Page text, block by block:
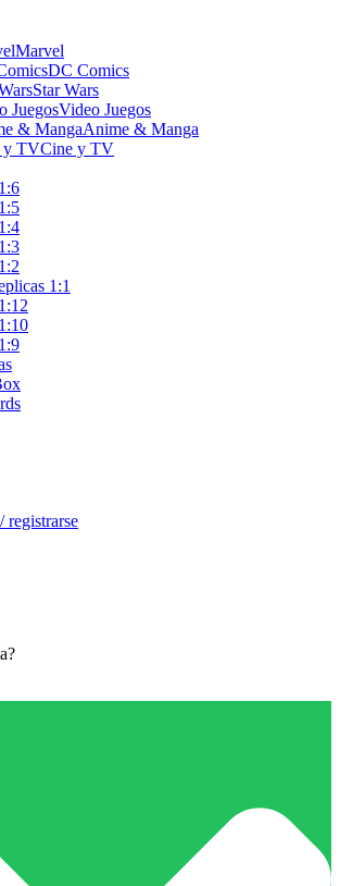
Marvel
DC Comics
Star Wars
Video Juegos
Anime & Manga
Cine y TV
1:1
registrarse